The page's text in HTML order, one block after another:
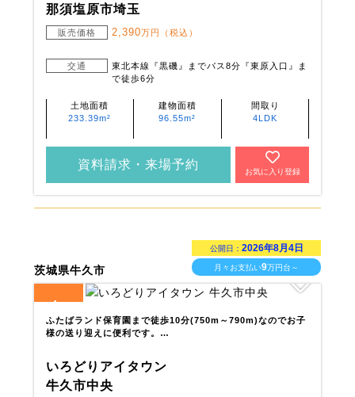
那須塩原市埼玉
販売価格 2,390万円（税込）
交通
東北本線『黒磯』までバス8分『東原入口』ま
で徒歩6分
土地面積
233.39m²
建物面積
96.55m²
間取り
4LDK
資料請求・来場予約
お気に入り登録
茨城県牛久市
公開日： 2026年8月4日
月々お支払い9万円台～
4
ふたばランド保育園まで徒歩10分(750m～790m)なのでお子
様の送り迎えに便利です。…
いろどりアイタウン
牛久市中央